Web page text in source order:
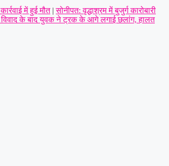
में हुई मौत | सोनीपत: वृद्धाश्रम में बुजुर्ग कारोबारी
विवाद के बाद युवक ने ट्रक के आगे लगाई छलांग, हालत